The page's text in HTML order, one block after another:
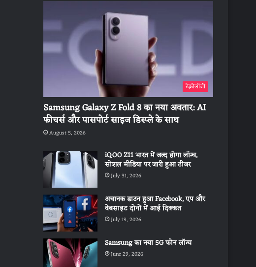
टेक्नोलॉजी
Samsung Galaxy Z Fold 8 का नया अवतार: AI
फीचर्स और पासपोर्ट साइज डिस्प्ले के साथ
August 5, 2026
iQOO Z11 भारत में जल्द होगा लॉन्च,
सोशल मीडिया पर जारी हुआ टीजर
July 31, 2026
अचानक डाउन हुआ Facebook, एप और
वेबसाइट दोनों में आई दिक्कत
July 19, 2026
Samsung का नया 5G फोन लॉन्च
June 29, 2026